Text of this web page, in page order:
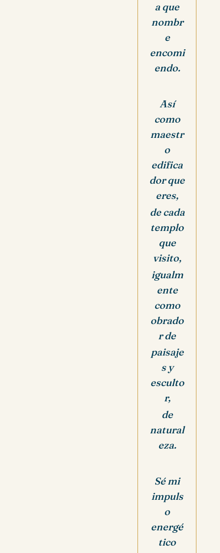
a que
nombr
e
encomi
endo.
Así
como
maestr
o
edifica
dor que
eres,
de cada
templo
que
visito,
igualm
ente
como
obrado
r de
paisaje
s y
esculto
r,
de
natural
eza.
Sé mi
impuls
o
energé
tico